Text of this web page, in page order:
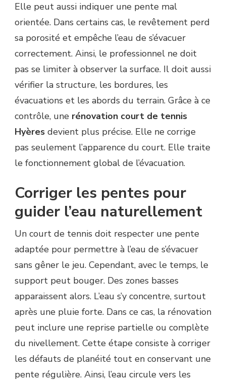
Elle peut aussi indiquer une pente mal
orientée. Dans certains cas, le revêtement perd
sa porosité et empêche l’eau de s’évacuer
correctement. Ainsi, le professionnel ne doit
pas se limiter à observer la surface. Il doit aussi
vérifier la structure, les bordures, les
évacuations et les abords du terrain. Grâce à ce
contrôle, une rénovation court de tennis
Hyères devient plus précise. Elle ne corrige
pas seulement l’apparence du court. Elle traite
le fonctionnement global de l’évacuation.
Corriger les pentes pour
guider l’eau naturellement
Un court de tennis doit respecter une pente
adaptée pour permettre à l’eau de s’évacuer
sans gêner le jeu. Cependant, avec le temps, le
support peut bouger. Des zones basses
apparaissent alors. L’eau s’y concentre, surtout
après une pluie forte. Dans ce cas, la rénovation
peut inclure une reprise partielle ou complète
du nivellement. Cette étape consiste à corriger
les défauts de planéité tout en conservant une
pente régulière. Ainsi, l’eau circule vers les